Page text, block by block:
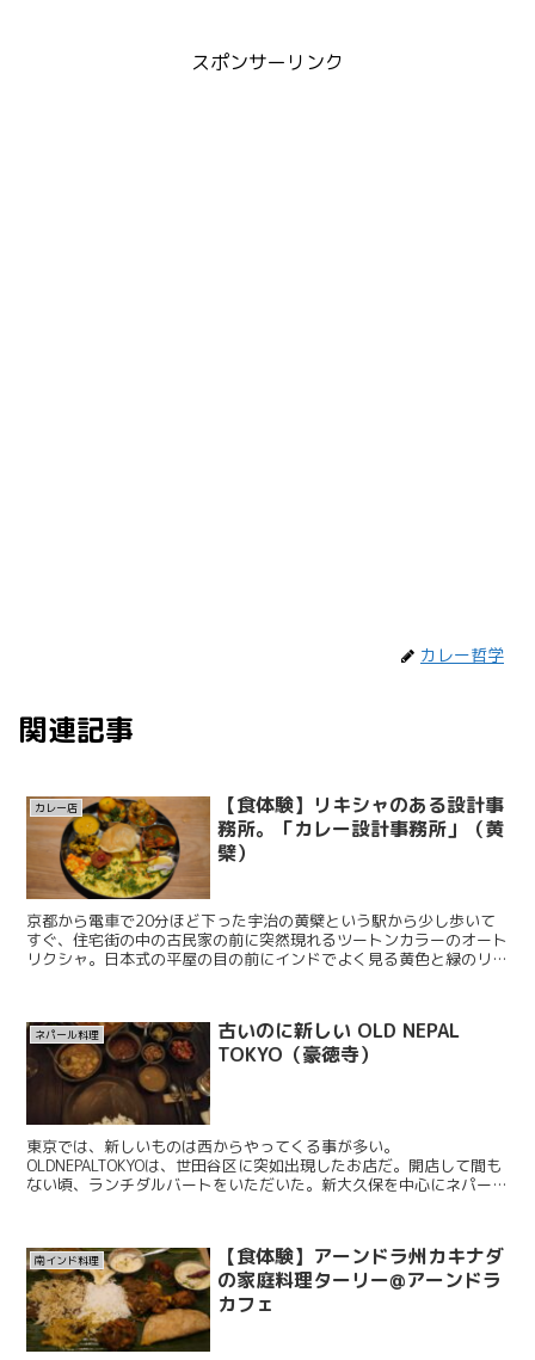
スポンサーリンク
カレー哲学
関連記事
カレー店
【食体験】リキシャのある設計事
務所。「カレー設計事務所」（黄
檗）
京都から電車で20分ほど下った宇治の黄檗という駅から少し歩いて
すぐ、住宅街の中の古民家の前に突然現れるツートンカラーのオート
リクシャ。日本式の平屋の目の前にインドでよく見る黄色と緑のリキ
ネパール料理
古いのに新しい OLD NEPAL
TOKYO（豪徳寺）
東京では、新しいものは西からやってくる事が多い。
OLDNEPALTOKYOは、世田谷区に突如出現したお店だ。開店して間も
ない頃、ランチダルバートをいただいた。新大久保を中心にネパール
南インド料理
【食体験】アーンドラ州カキナダ
の家庭料理ターリー@アーンドラ
カフェ